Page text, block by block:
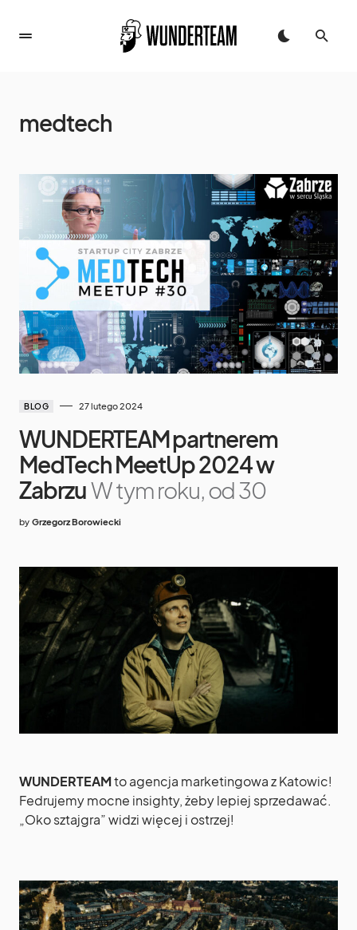
medtech
BLOG 27 lutego 2024
WUNDERTEAM partnerem
MedTech MeetUp 2024 w
ZabrzuW tym roku, od 30
by Grzegorz Borowiecki
WUNDERTEAMto agencja marketingowa z Katowic!
Fedrujemy mocne insighty, żeby lepiej sprzedawać.
„Oko sztajgra” widzi więcej i ostrzej!